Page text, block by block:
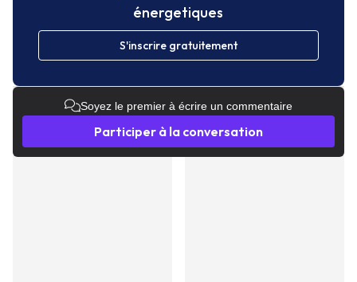
énergetiques
S'inscrire gratuitement
Soyez le premier à écrire un commentaire
Participer à la conversation